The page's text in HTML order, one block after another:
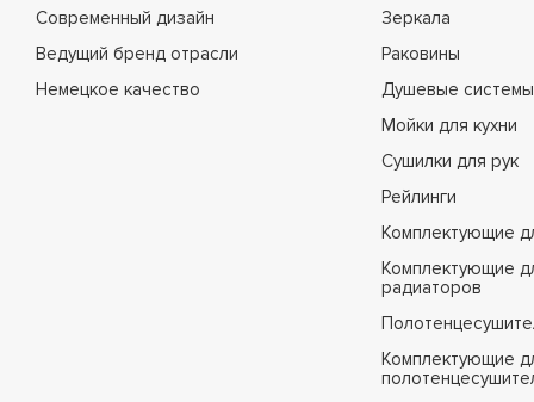
Современный дизайн
Ведущий бренд отрасли
Немецкое качество
Зеркала
Раковины
Душевые системы
Мойки для кухни
Сушилки для рук
Рейлинги
Комплектующие
Комплектующие
радиаторов
Комплектующие